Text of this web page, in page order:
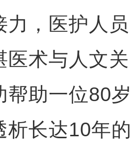
力，医护人员
医术与人文关
帮助一位80岁
析长达10年的